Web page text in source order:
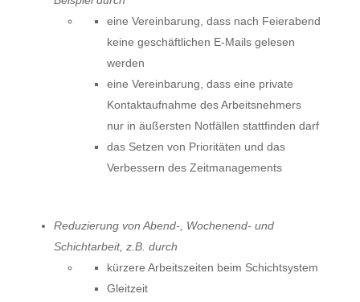
eine Vereinbarung, dass nach Feierabend
keine geschäftlichen E-Mails gelesen
werden
eine Vereinbarung, dass eine private
Kontaktaufnahme des Arbeitsnehmers
nur in äußersten Notfällen stattfinden darf
das Setzen von Prioritäten und das
Verbessern des Zeitmanagements
Reduzierung von Abend-, Wochenend- und
Schichtarbeit, z.B. durch
kürzere Arbeitszeiten beim Schichtsystem
Gleitzeit